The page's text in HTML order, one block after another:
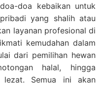
doa kebaikan untuk
yang shalih atau
layanan profesional di
kemudahan dalam
dari pemilihan hewan
halal, hingga
lezat. Semua ini akan